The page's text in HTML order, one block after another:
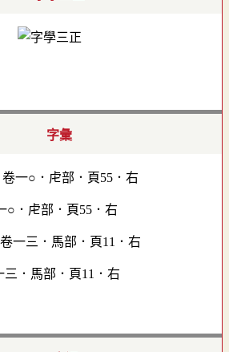
字彙
○．虍部．頁55．右
三．馬部．頁11．右